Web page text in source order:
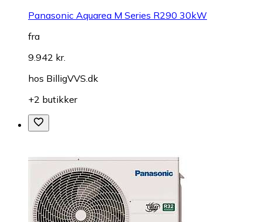
Panasonic Aquarea M Series R290 30kW
fra
9.942 kr.
hos BilligVVS.dk
+2 butikker